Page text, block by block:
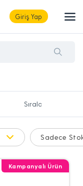
Giriş Yap
Kampanyalı Ürün
Sadece